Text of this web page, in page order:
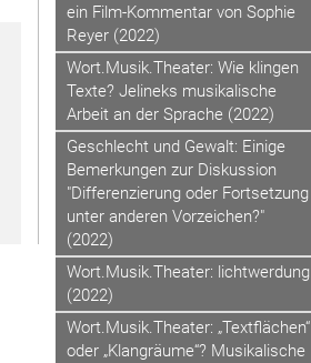
ein Film-Kommentar von Sophie
Reyer (2022)
Wort.Musik.Theater: Wie klingen
Texte? Jelineks musikalische
Arbeit an der Sprache (2022)
Geschlecht und Gewalt: Einige
Bemerkungen zur Diskussion
"Differenzierung oder Fortsetzung
unter anderen Vorzeichen?"
(2022)
Wort.Musik.Theater: lichtwerdung
(2022)
Wort.Musik.Theater: „Textflächen“
oder „Klangräume“? Musikalische